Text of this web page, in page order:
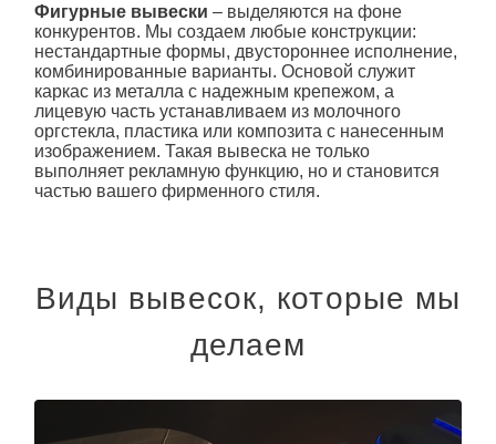
Фигурные вывески – выделяются на фоне
конкурентов. Мы создаем любые конструкции:
нестандартные формы, двустороннее исполнение,
комбинированные варианты. Основой служит
каркас из металла с надежным крепежом, а
лицевую часть устанавливаем из молочного
оргстекла, пластика или композита с нанесенным
изображением. Такая вывеска не только
выполняет рекламную функцию, но и становится
частью вашего фирменного стиля.
Виды вывесок, которые мы
делаем